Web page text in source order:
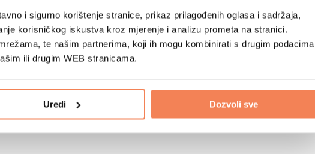
i sigurno korištenje stranice, prikaz prilagođenih oglasa i sadržaja,
korisničkog iskustva kroz mjerenje i analizu prometa na stranici.
te našim partnerima, koji ih mogu kombinirati s drugim podacima
ili drugim WEB stranicama.
Uredi Dozvoli sve